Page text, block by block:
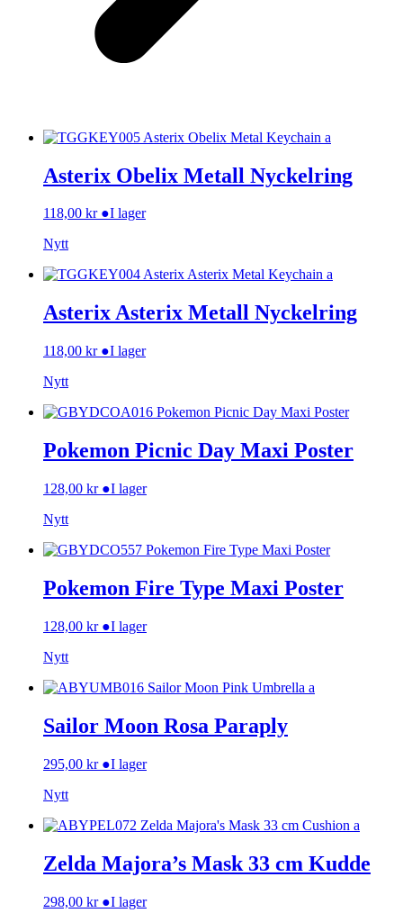
Asterix Obelix Metall Nyckelring
118,00 kr ●I lager
Nytt
Asterix Asterix Metall Nyckelring
118,00 kr ●I lager
Nytt
Pokemon Picnic Day Maxi Poster
128,00 kr ●I lager
Nytt
Pokemon Fire Type Maxi Poster
128,00 kr ●I lager
Nytt
Sailor Moon Rosa Paraply
295,00 kr ●I lager
Nytt
Zelda Majora’s Mask 33 cm Kudde
298,00 kr ●I lager